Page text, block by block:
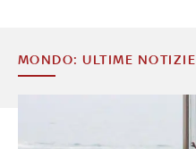
MONDO: ULTIME NOTIZIE